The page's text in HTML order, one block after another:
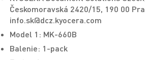
Českomoravská 2420/15, 190 00
info.sk@dcz.kyocera.com
Model 1: MK-660B
Balenie: 1-pack